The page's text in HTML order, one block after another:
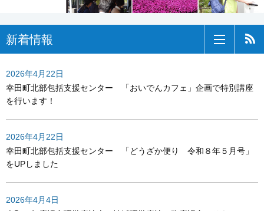
新着情報
2026年4月22日
幸田町北部包括支援センター 「おいでんカフェ」企画で特別講座
を行います！
2026年4月22日
幸田町北部包括支援センター 「どうざか便り 令和８年５月号」
をUPしました
2026年4月4日